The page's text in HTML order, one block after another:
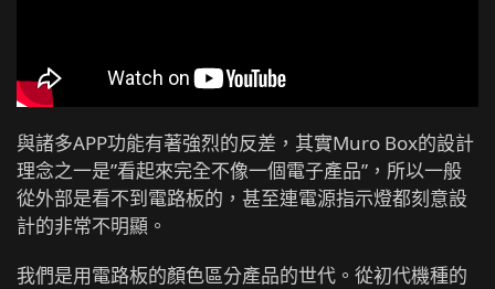
與諸多APP功能有著強烈的反差，其實Muro Box的設計
理念之一是”看起來完全不像一個電子產品”，所以一般
從外部是看不到電路板的，甚至連電源指示燈都刻意設
計的非常不明顯。
我們是用電路板的顏色區分產品的世代。從初代機種的